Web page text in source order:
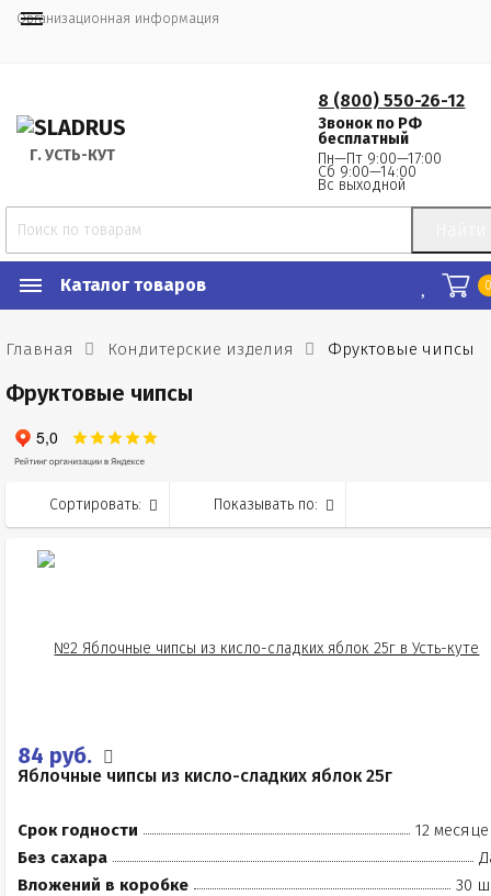
Организационная информация
Г. УСТЬ-КУТ
8 (800) 550-26-12
Звонок по РФ
бесплатный
Пн—Пт 9:00—17:00
Сб 9:00—14:00
Вс выходной
Каталог товаров
Главная Кондитерские изделия Фруктовые чипсы
Фруктовые чипсы
Сортировать: Показывать по:
84 руб.
Яблочные чипсы из кисло-сладких яблок 25г
Срок годности
12
Без сахара
Вложений в коробке
30